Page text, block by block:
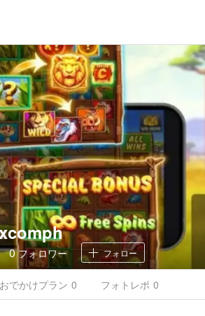
0フォロワー フォロー
おでかけプラン 0 フォトレポ 0